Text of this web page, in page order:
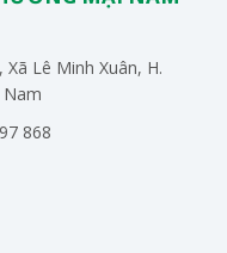
Lê Minh Xuân, H.
Nam
868